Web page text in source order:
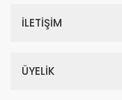
İLETİŞİM
ÜYELİK